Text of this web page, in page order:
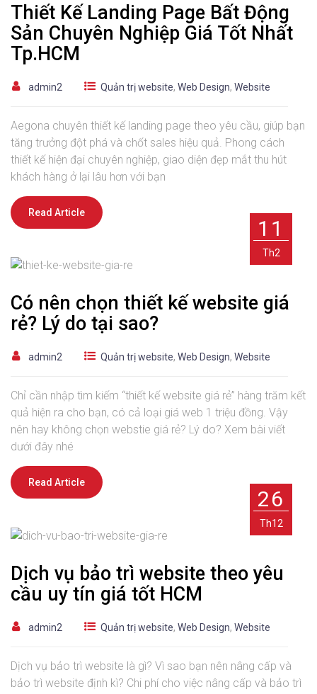
Thiết Kế Landing Page Bất Động
Sản Chuyên Nghiệp Giá Tốt Nhất
Tp.HCM
admin2 Quản trị website, Web Design, Website
Aegona chuyên thiết kế landing page theo yêu cầu, giúp bạn
tăng trưởng đột phá và chốt sales hiệu quả. Phong cách
thiết kế hiện đại chuyên nghiệp, giao diện đẹp mắt thu hút
khách hàng ở lại lâu hơn với bạn
Read Article
11
Th2
Có nên chọn thiết kế website giá
rẻ? Lý do tại sao?
admin2 Quản trị website, Web Design, Website
Chỉ cần nhập tìm kiếm “thiết kế website giá rẻ” hàng trăm kết
quả hiện ra cho bạn, có cả loại giá web 1 triệu đồng. Vậy
nên hay không chọn webstie giá rẻ? Lý do? Xem bài viết
dưới đây nhé
Read Article
26
Th12
Dịch vụ bảo trì website theo yêu
cầu uy tín giá tốt HCM
admin2 Quản trị website, Web Design, Website
Dịch vụ bảo trì website là gì? Vì sao bạn nên nâng cấp và
bảo trì website định kì? Chi phí cho việc nâng cấp và bảo trì